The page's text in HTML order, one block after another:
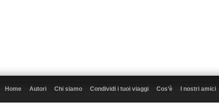
Home Autori Chi siamo Condividi i tuoi viaggi Cos’è I nostri amici